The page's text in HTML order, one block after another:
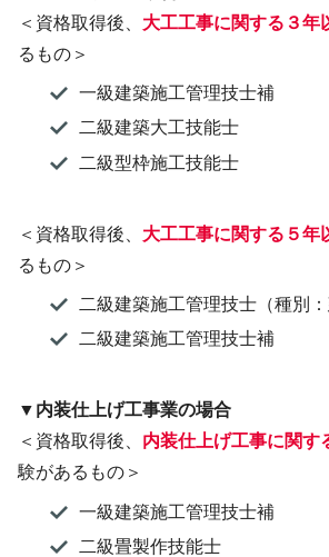
＜資格取得後、 大工工事に関する３年
るもの＞
一級建築施工管理技士補
二級建築大工技能士
二級型枠施工技能士
＜資格取得後、 大工工事に関する５年
るもの＞
二級建築施工管理技士（種別：
二級建築施工管理技士補
▼内装仕上げ工事業の場合
＜資格取得後、 内装仕上げ工事に関す
験があるもの＞
一級建築施工管理技士補
二級畳製作技能士